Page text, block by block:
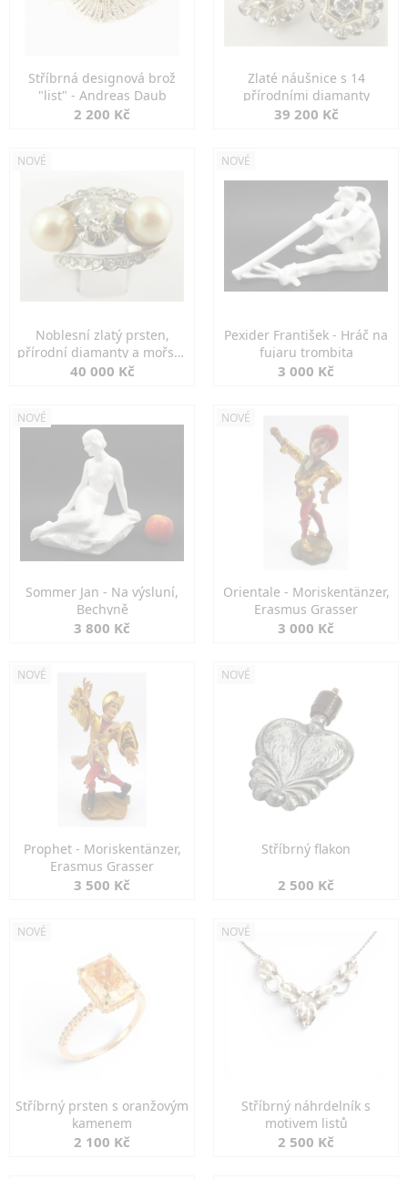
Stříbrná designová brož
"list" - Andreas Daub
2 200 Kč
Zlaté náušnice s 14
přírodními diamanty
39 200 Kč
NOVÉ
Noblesní zlatý prsten,
přírodní diamanty a mořské
perly
40 000 Kč
NOVÉ
Pexider František - Hráč na
fujaru trombita
3 000 Kč
NOVÉ
Sommer Jan - Na výsluní,
Bechyně
3 800 Kč
NOVÉ
Orientale - Moriskentänzer,
Erasmus Grasser
3 000 Kč
NOVÉ
Prophet - Moriskentänzer,
Erasmus Grasser
3 500 Kč
NOVÉ
Stříbrný flakon
2 500 Kč
NOVÉ
Stříbrný prsten s oranžovým
kamenem
2 100 Kč
NOVÉ
Stříbrný náhrdelník s
motivem listů
2 500 Kč